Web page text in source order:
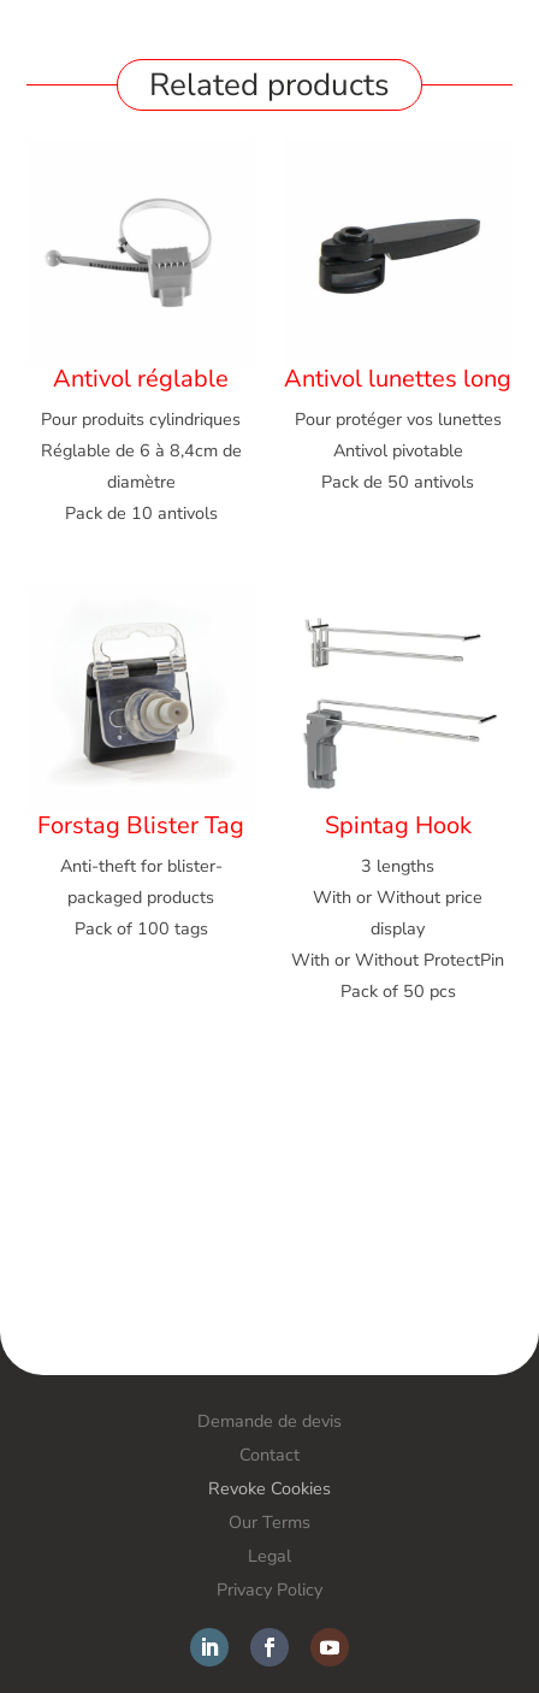
Related products
Antivol réglable
Pour produits cylindriques
Réglable de 6 à 8,4cm de
diamètre
Pack de 10 antivols
Antivol lunettes long
Pour protéger vos lunettes
Antivol pivotable
Pack de 50 antivols
Forstag Blister Tag
Anti-theft for blister-
packaged products
Pack of 100 tags
Spintag Hook
3 lengths
With or Without price
display
With or Without ProtectPin
Pack of 50 pcs
Demande de devis
Contact
Revoke Cookies
Our Terms
Legal
Privacy Policy